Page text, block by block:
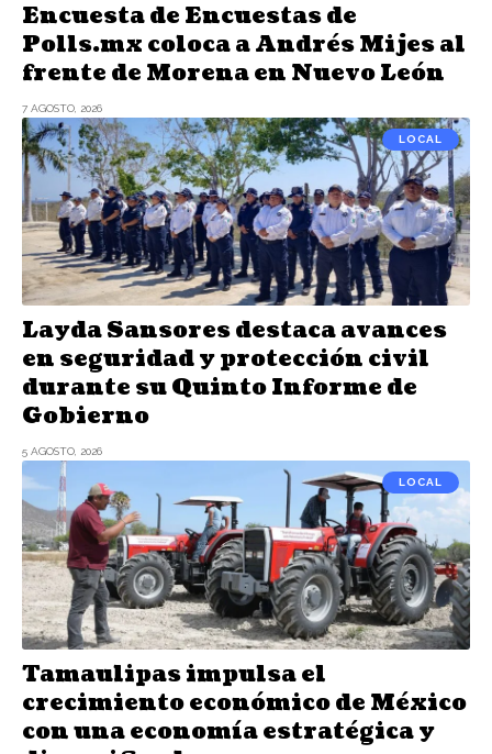
Encuesta de Encuestas de
Polls.mx coloca a Andrés Mijes al
frente de Morena en Nuevo León
7 AGOSTO, 2026
LOCAL
Layda Sansores destaca avances
en seguridad y protección civil
durante su Quinto Informe de
Gobierno
5 AGOSTO, 2026
LOCAL
Tamaulipas impulsa el
crecimiento económico de México
con una economía estratégica y